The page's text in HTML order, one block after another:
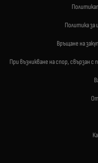
Политика за
Връщане на
При възникване на спор, свързан